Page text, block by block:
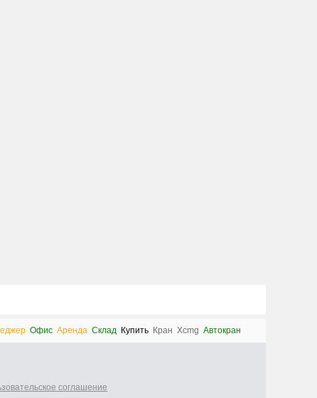
Офис Аренда Склад Купить Кран Xcmg Автокран
соглашение